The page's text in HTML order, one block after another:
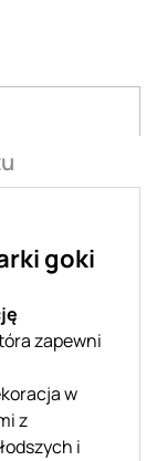
goki
zapewni
w
z
i